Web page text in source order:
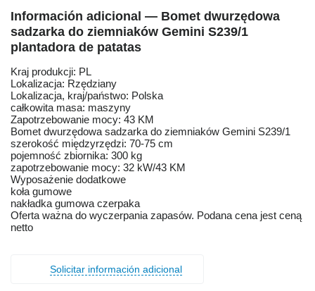
Información adicional — Bomet dwurzędowa
sadzarka do ziemniaków Gemini S239/1
plantadora de patatas
Kraj produkcji: PL
Lokalizacja: Rzędziany
Lokalizacja, kraj/państwo: Polska
całkowita masa: maszyny
Zapotrzebowanie mocy: 43 KM
Bomet dwurzędowa sadzarka do ziemniaków Gemini S239/1
szerokość międzyrzędzi: 70-75 cm
pojemność zbiornika: 300 kg
zapotrzebowanie mocy: 32 kW/43 KM
Wyposażenie dodatkowe
koła gumowe
nakładka gumowa czerpaka
Oferta ważna do wyczerpania zapasów. Podana cena jest ceną
netto
Solicitar información adicional